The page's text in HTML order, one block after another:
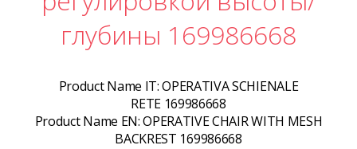
глубины 169986668
Product Name IT:OPERATIVA SCHIENALE
RETE 169986668
Product Name EN:OPERATIVE CHAIR WITH MESH
BACKREST 169986668